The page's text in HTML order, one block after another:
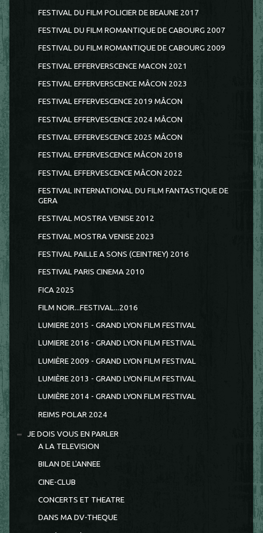
FESTIVAL DU FILM POLICIER DE BEAUNE 2017
FESTIVAL DU FILM ROMANTIQUE DE CABOURG 2007
FESTIVAL DU FILM ROMANTIQUE DE CABOURG 2009
FESTIVAL EFFERVERSCENCE MACON 2021
FESTIVAL EFFERVERSCENCE MÂCON 2023
FESTIVAL EFFERVESCENCE 2019 MÂCON
FESTIVAL EFFERVESCENCE 2024 MÂCON
FESTIVAL EFFERVESCENCE 2025 MÂCON
FESTIVAL EFFERVESCENCE MÂCON 2018
FESTIVAL EFFERVESCENCE MÂCON 2022
FESTIVAL INTERNATIONAL DU FILM FANTASTIQUE DE
GERA
FESTIVAL MOSTRA VENISE 2012
FESTIVAL MOSTRA VENISE 2023
FESTIVAL PAILLE A SONS (CEINTREY) 2016
FESTIVAL PARIS CINEMA 2010
FICA 2025
FILM NOIR...FESTIVAL...2016
LUMIERE 2015 - GRAND LYON FILM FESTIVAL
LUMIERE 2016 - GRAND LYON FILM FESTIVAL
LUMIÈRE 2009 - GRAND LYON FILM FESTIVAL
LUMIÈRE 2013 - GRAND LYON FILM FESTIVAL
LUMIÈRE 2014 - GRAND LYON FILM FESTIVAL
REIMS POLAR 2024
JE DOIS VOUS EN PARLER
A LA TELEVISION
BILAN DE L'ANNEE
CINE-CLUB
CONCERTS ET THEATRE
DANS MA DV-THEQUE